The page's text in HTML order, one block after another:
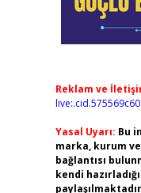
Reklam ve
Yasal Uyarı: Bu
marka, kurum
bağlantısı
kendi